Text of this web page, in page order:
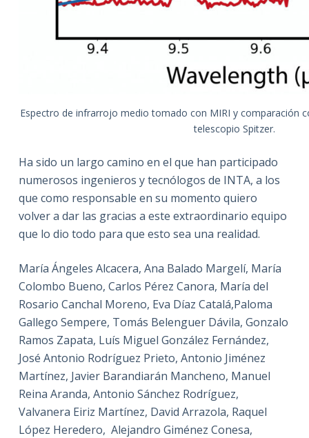
Espectro de infrarrojo medio tomado con MIRI y comparación
telescopio Spitzer.
Ha sido un largo camino en el que han participado
numerosos ingenieros y tecnólogos de INTA, a los
que como responsable en su momento quiero
volver a dar las gracias a este extraordinario equipo
que lo dio todo para que esto sea una realidad.
María Ángeles Alcacera, Ana Balado Margelí, María
Colombo Bueno, Carlos Pérez Canora, María del
Rosario Canchal Moreno, Eva Díaz Catalá,Paloma
Gallego Sempere, Tomás Belenguer Dávila, Gonzalo
Ramos Zapata, Luís Miguel González Fernández,
José Antonio Rodríguez Prieto, Antonio Jiménez
Martínez, Javier Barandiarán Mancheno, Manuel
Reina Aranda, Antonio Sánchez Rodríguez,
Valvanera Eiriz Martínez, David Arrazola, Raquel
López Heredero, Alejandro Giménez Conesa,